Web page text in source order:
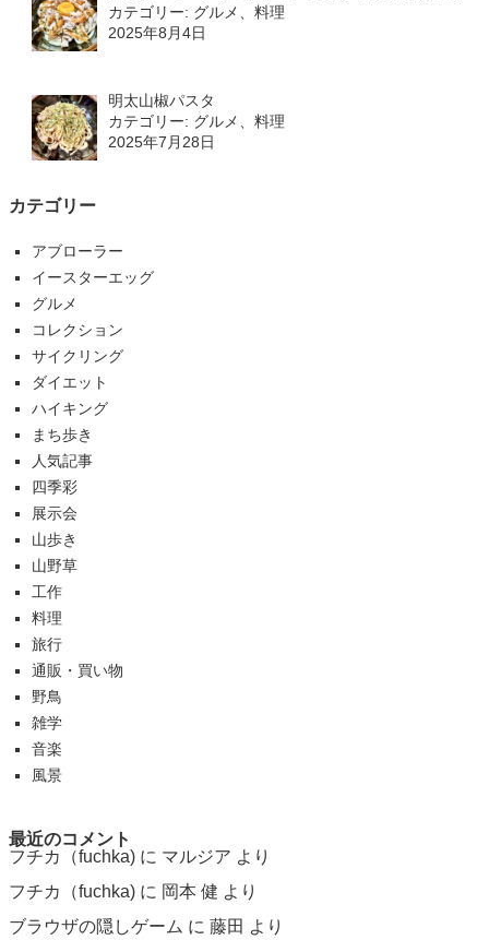
カテゴリー: グルメ、料理
2025年8月4日
明太山椒パスタ
カテゴリー: グルメ、料理
2025年7月28日
カテゴリー
アブローラー
イースターエッグ
グルメ
コレクション
サイクリング
ダイエット
ハイキング
まち歩き
人気記事
四季彩
展示会
山歩き
山野草
工作
料理
旅行
通販・買い物
野鳥
雑学
音楽
風景
最近のコメント
フチカ（fuchka) に マルジア より
フチカ（fuchka) に 岡本 健 より
ブラウザの隠しゲーム に 藤田 より